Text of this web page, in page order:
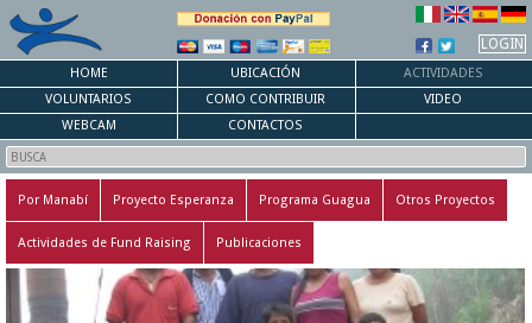
LOGIN
HOME UBICACIÓN
ACTIVIDADES
VOLUNTARIOS
COMO CONTRIBUIR
VIDEO
WEBCAM
CONTACTOS
Por Manabí Proyecto Esperanza Programa Guagua Otros Proyectos
Actividades de Fund Raising Publicaciones